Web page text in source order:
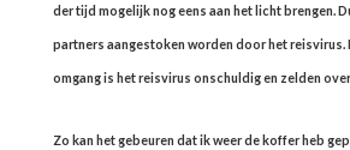
der tijd mogelijk nog eens aan het licht brengen.
partners aangestoken worden door het reisvirus.
omgang is het reisvirus onschuldig en zelden
Zo kan het gebeuren dat ik weer de koffer heb